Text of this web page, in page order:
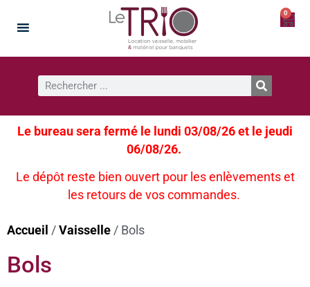
0
Le bureau sera fermé le lundi 03/08/26 et le jeudi
06/08/26.
Le dépôt reste bien ouvert pour les enlèvements et
les retours de vos commandes.
Accueil / Vaisselle / Bols
Bols